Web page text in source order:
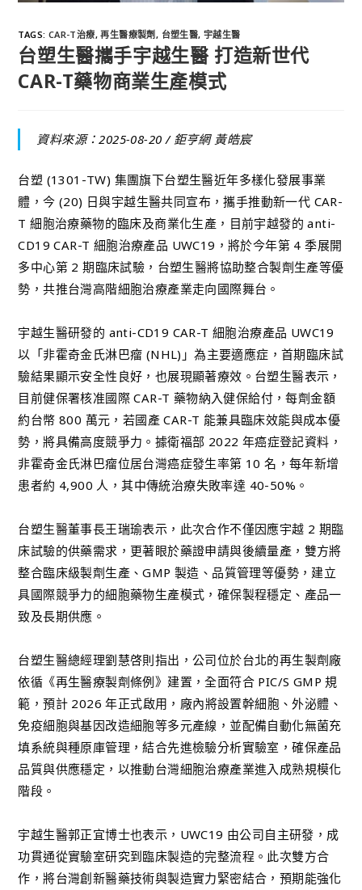
TAGS: CAR-T治療, 再生醫療製劑, 台塑生醫, 宇越生醫
台塑生醫攜手宇越生醫 打造新世代
CAR-T藥物商業生產模式
資料來源：2025-08-20 /鉅亨網 黃皓宸
台塑 (1301-TW) 集團旗下台塑生醫近年多樣化發展事業
體，今 (20) 日與宇越生醫共同宣布，攜手推動新一代 CAR-
T 細胞治療藥物的臨床及商業化生產，目前宇越發的 anti-
CD19 CAR-T 細胞治療產品 UWC19，將於今年第 4 季展開
多中心第 2 期臨床試驗，台塑生醫將協助整合製劑生產等優
勢，共推台灣高階細胞治療產業走向國際舞台。
宇越生醫研發的 anti-CD19 CAR-T 細胞治療產品 UWC19
以「非霍奇金氏淋巴瘤 (NHL)」為主要適應症，首期臨床試
驗結果顯示安全性良好，也展現顯著療效。台塑生醫表示，
目前健保署核准國際 CAR-T 藥物納入健保給付，每劑金額
約台幣 800 萬元，若國產 CAR-T 能兼具臨床效能與成本優
勢，將具備高度競爭力。據衛福部 2022 年癌症登記資料，
非霍奇金氏淋巴瘤位居台灣癌症發生率第 10 名，每年新增
患者約 4,900 人，其中傳統治療失敗率達 40-50%。
台塑生醫董事長王瑞瑜表示，此次合作不僅因應宇越 2 期臨
床試驗的供藥需求，更著眼於藥證申請與後續量產，雙方將
整合臨床級製劑生產、GMP 製造、品質管理等優勢，建立
具國際競爭力的細胞藥物生產模式，確保製程穩定、產品一
致及長期供應。
台塑生醫總經理劉慧啓則指出，公司位於台北的再生製劑廠
依循《再生醫療製劑條例》建置，全面符合 PIC/S GMP 規
範，預計 2026 年正式啟用，廠內將設置幹細胞、外泌體、
免疫細胞與基因改造細胞等多元產線，並配備自動化無菌充
填系統與種原庫管理，結合先進檢驗分析實驗室，確保產品
品質與供應穩定，以推動台灣細胞治療產業進入成熟規模化
階段。
宇越生醫郭正宜博士也表示，UWC19 由公司自主研發，成
功貫通從實驗室研究到臨床製造的完整流程。此次雙方合
作，將台灣創新醫藥技術與製造實力緊密結合，預期能強化